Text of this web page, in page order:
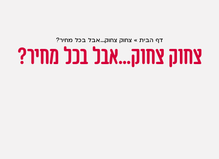
דף הבית » צחוק צחוק…אבל בכל מחיר?
צחוק צחוק…אבל בכל מחיר?